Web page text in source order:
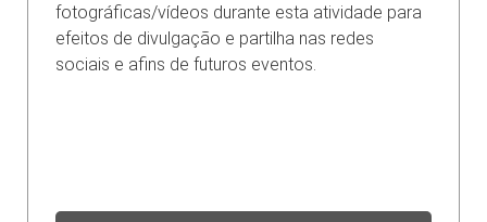
fotográficas/vídeos durante esta atividade para
efeitos de divulgação e partilha nas redes
sociais e afins de futuros eventos.